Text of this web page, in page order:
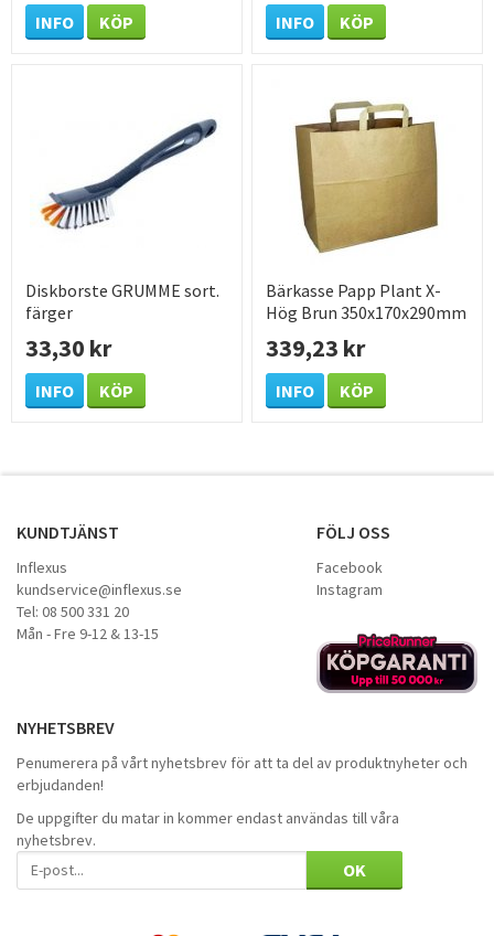
INFO KÖP INFO KÖP
Diskborste GRUMME sort.
färger
33,30 kr
INFO KÖP
Bärkasse Papp Plant X-
Hög Brun 350x170x290mm
339,23 kr
INFO KÖP
KUNDTJÄNST
Inflexus
kundservice@inflexus.se
Tel: 08 500 331 20
Mån - Fre 9-12 & 13-15
FÖLJ OSS
Facebook
Instagram
NYHETSBREV
Penumerera på vårt nyhetsbrev för att ta del av produktnyheter och
erbjudanden!
De uppgifter du matar in kommer endast användas till våra
nyhetsbrev.
OK